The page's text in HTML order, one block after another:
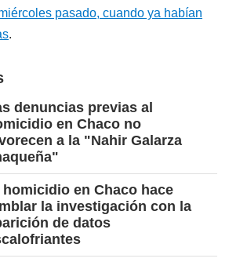
pasado, cuando ya habían
.
denuncias previas al
en Chaco no
a la "Nahir Galarza
homicidio en Chaco hace
la investigación con la
de datos